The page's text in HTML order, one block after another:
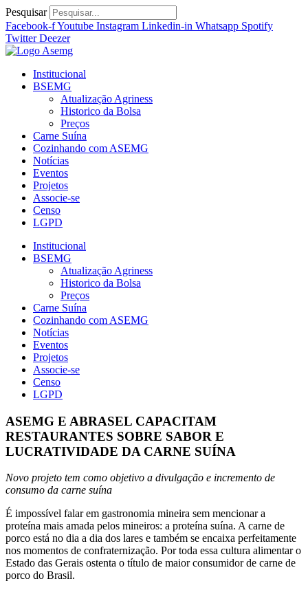
Ir
para
o
conteúdo
Pesquisar
Facebook-fYoutube Instagram Linkedin-in Whatsapp Spotify
Twitter Deezer
Institucional
BSEMG
Atualização Agriness
Historico da Bolsa
Preços
Carne Suína
Cozinhando com ASEMG
Notícias
Eventos
Projetos
Associe-se
Censo
LGPD
Institucional
BSEMG
Atualização Agriness
Historico da Bolsa
Preços
Carne Suína
Cozinhando com ASEMG
Notícias
Eventos
Projetos
Associe-se
Censo
LGPD
ASEMG E ABRASEL CAPACITAM
RESTAURANTES SOBRE SABOR E
LUCRATIVIDADE DA CARNE SUÍNA
Novo projeto tem como objetivo a divulgação e incremento de
consumo da carne suína
É impossível falar em gastronomia mineira sem mencionar a
proteína mais amada pelos mineiros: a proteína suína. A carne de
porco está no dia a dia dos lares e também se encaixa perfeitamente
nos momentos de confraternização. Por toda essa cultura alimentar o
Estado das Gerais ostenta o título de maior consumidor de carne de
porco do Brasil.